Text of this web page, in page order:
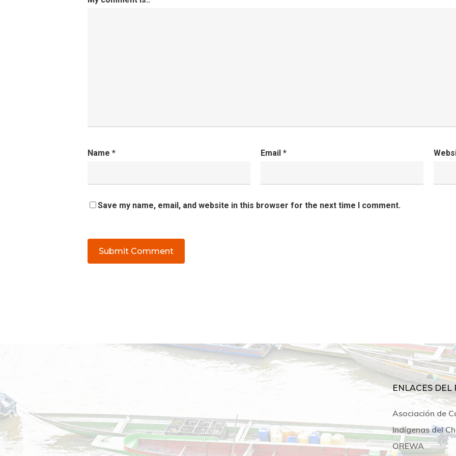
Name * Email *
Save my name, email, and website in this browser for the next time I comment.
ENLACES DEL
Asociación de
Indígenas del
OREWA